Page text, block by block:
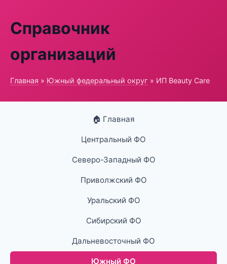
Справочник
организаций
Главная » Южный федеральный округ » ИП Beauty Care
🏠 Главная
Центральный ФО
Северо-Западный ФО
Приволжский ФО
Уральский ФО
Сибирский ФО
Дальневосточный ФО
Южный ФО